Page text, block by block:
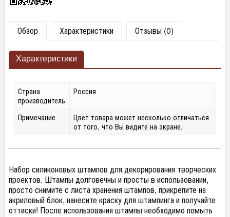
Обзор Характеристики Отзывы (0)
Характеристики
Страна
производитель
Россия
Примечание
Цвет товара может несколько отличаться
от того, что Вы видите на экране.
Набор силиконовых штампов для декорирования творческих
проектов. Штампы долговечны и просты в использовании,
просто снимите с листа хранения штампов, прикрепите на
акриловый блок, нанесите краску для штампинга и получайте
оттиски! После использования штампы необходимо помыть